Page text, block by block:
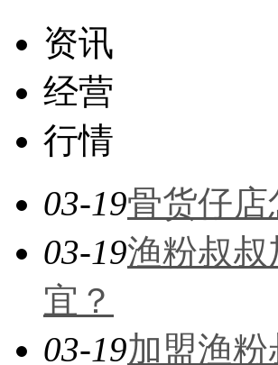
资讯
经营
行情
03-19骨货仔
03-19渔粉叔
宜？
03-19加盟渔